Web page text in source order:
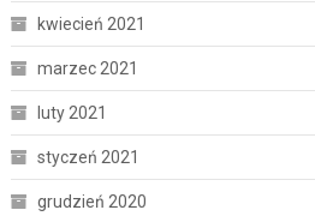
kwiecień 2021
marzec 2021
luty 2021
styczeń 2021
grudzień 2020